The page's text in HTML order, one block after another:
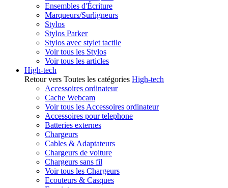
Ensembles d'Écriture
Marqueurs/Surligneurs
Stylos
Stylos Parker
Stylos avec stylet tactile
Voir tous les Stylos
Voir tous les articles
High-tech
Retour vers Toutes les catégories High-tech
Accessoires ordinateur
Cache Webcam
Voir tous les Accessoires ordinateur
Accessoires pour telephone
Batteries externes
Chargeurs
Cables & Adaptateurs
Chargeurs de voiture
Chargeurs sans fil
Voir tous les Chargeurs
Ecouteurs & Casques